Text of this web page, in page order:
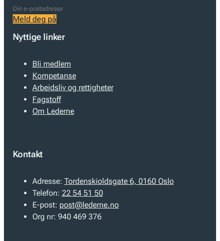
Meld deg på
Nyttige linker
Bli medlem
Kompetanse
Arbeidsliv og rettigheter
Fagstoff
Om Lederne
Kontakt
Adresse: Tordenskioldsgate 6, 0160 Oslo
Telefon: 22 54 51 50
E-post: post@lederne.no
Org nr: 940 469 376